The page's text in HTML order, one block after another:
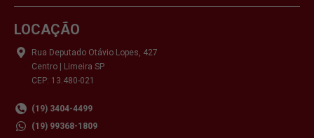
LOCAÇÃO
Rua Deputado Otávio Lopes, 427
Centro | Limeira SP
CEP: 13.480-021
(19) 3404-4499
(19) 99368-1809